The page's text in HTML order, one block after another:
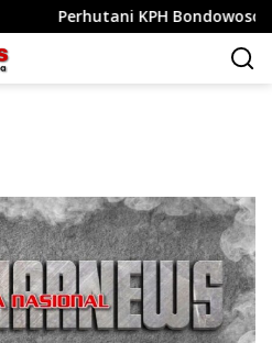
Perhutani KPH Bondowoso Gelar